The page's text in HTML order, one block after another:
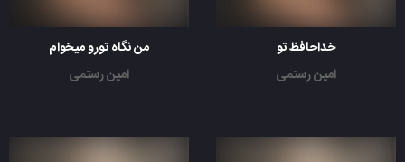
خداحافظ تو
امین رستمی
من نگاه تورو میخوام
امین رستمی